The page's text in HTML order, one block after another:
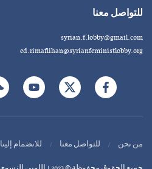
للتواصل معنا
syrian.f.lobby@gmail.com
ed.rimaflihan@syrianfeministlobby.org
من نحن للتواصل معنا
للانضمام إلينا